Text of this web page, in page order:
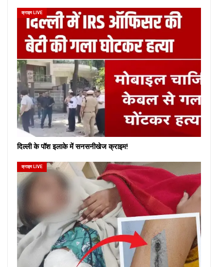
क्राइम LIVE
दिल्ली के पॉश इलाके में सनसनीखेज क्राइम!
क्राइम LIVE